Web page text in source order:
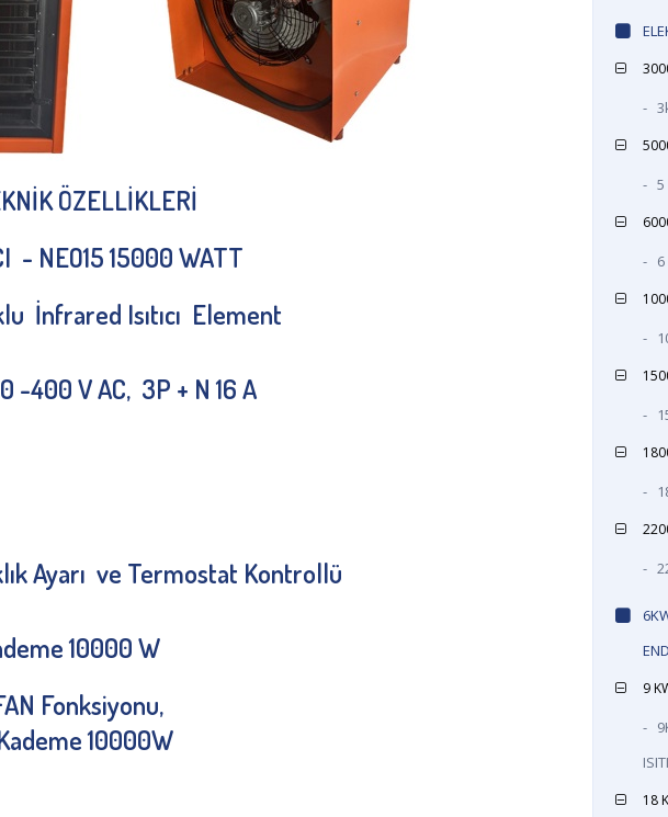
ÖZELLİKLERİ
- NEO15 15000 WATT
İnfrared Isıtıcı Element
-400 V AC, 3P + N 16 A
Ayarı ve Termostat Kontrollü
10000 W
Fonksiyonu,
10000W
-
- 5
-
-
-
-
-
9
-
18